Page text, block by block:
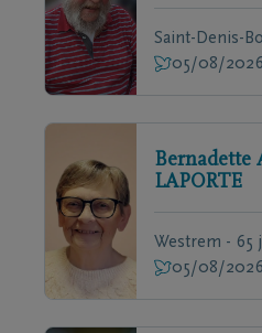
Saint-Denis-
05/08/2026
Bernadette
LAPORTE
Westrem - 65
05/08/2026